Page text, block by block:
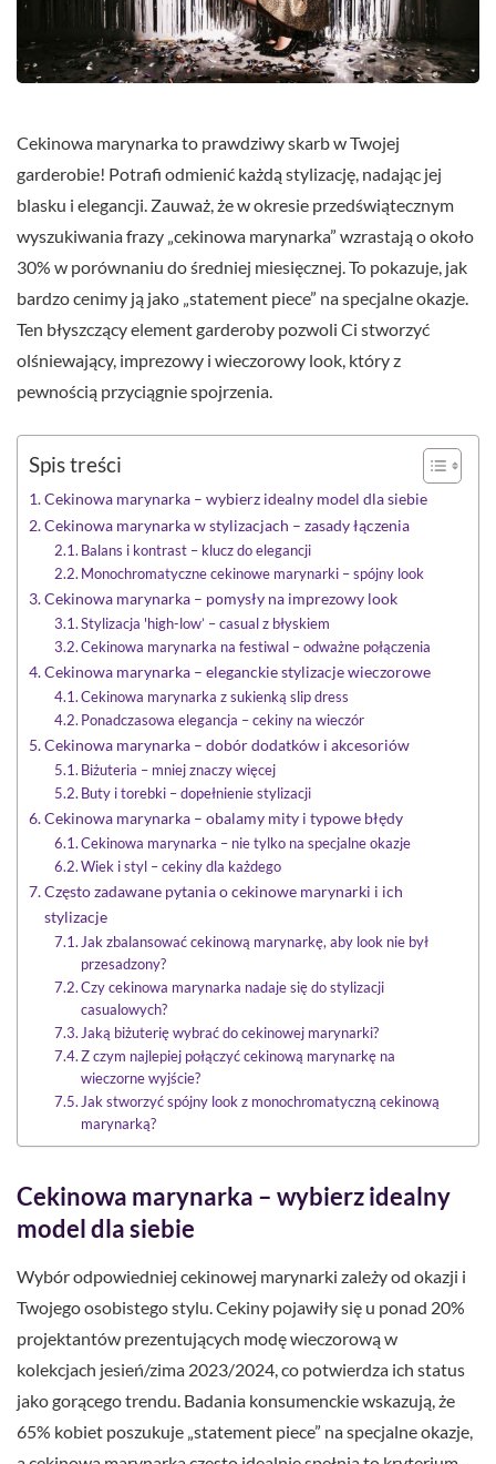
Cekinowa marynarka to prawdziwy skarb w Twojej
garderobie! Potrafi odmienić każdą stylizację, nadając jej
blasku i elegancji. Zauważ, że w okresie przedświątecznym
wyszukiwania frazy „cekinowa marynarka” wzrastają o około
30% w porównaniu do średniej miesięcznej. To pokazuje, jak
bardzo cenimy ją jako „statement piece” na specjalne okazje.
Ten błyszczący element garderoby pozwoli Ci stworzyć
olśniewający, imprezowy i wieczorowy look, który z
pewnością przyciągnie spojrzenia.
Spis treści
Cekinowa marynarka – wybierz idealny model dla siebie
Cekinowa marynarka w stylizacjach – zasady łączenia
Balans i kontrast – klucz do elegancji
Monochromatyczne cekinowe marynarki – spójny look
Cekinowa marynarka – pomysły na imprezowy look
Stylizacja 'high-low’ – casual z błyskiem
Cekinowa marynarka na festiwal – odważne połączenia
Cekinowa marynarka – eleganckie stylizacje wieczorowe
Cekinowa marynarka z sukienką slip dress
Ponadczasowa elegancja – cekiny na wieczór
Cekinowa marynarka – dobór dodatków i akcesoriów
Biżuteria – mniej znaczy więcej
Buty i torebki – dopełnienie stylizacji
Cekinowa marynarka – obalamy mity i typowe błędy
Cekinowa marynarka – nie tylko na specjalne okazje
Wiek i styl – cekiny dla każdego
Często zadawane pytania o cekinowe marynarki i ich
stylizacje
Jak zbalansować cekinową marynarkę, aby look nie był
przesadzony?
Czy cekinowa marynarka nadaje się do stylizacji
casualowych?
Jaką biżuterię wybrać do cekinowej marynarki?
Z czym najlepiej połączyć cekinową marynarkę na
wieczorne wyjście?
Jak stworzyć spójny look z monochromatyczną cekinową
marynarką?
Cekinowa marynarka – wybierz idealny
model dla siebie
Wybór odpowiedniej cekinowej marynarki zależy od okazji i
Twojego osobistego stylu. Cekiny pojawiły się u ponad 20%
projektantów prezentujących modę wieczorową w
kolekcjach jesień/zima 2023/2024, co potwierdza ich status
jako gorącego trendu. Badania konsumenckie wskazują, że
65% kobiet poszukuje „statement piece” na specjalne okazje,